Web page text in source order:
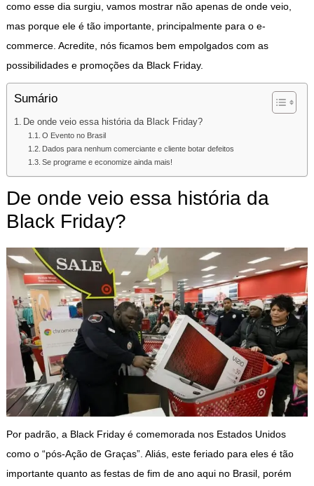
como esse dia surgiu, vamos mostrar não apenas de onde veio,
mas porque ele é tão importante, principalmente para o e-
commerce. Acredite, nós ficamos bem empolgados com as
possibilidades e promoções da Black Friday.
Sumário
De onde veio essa história da Black Friday?
O Evento no Brasil
Dados para nenhum comerciante e cliente botar defeitos
Se programe e economize ainda mais!
De onde veio essa história da
Black Friday?
Por padrão, a Black Friday é comemorada nos Estados Unidos
como o “pós-Ação de Graças”. Aliás, este feriado para eles é tão
importante quanto as festas de fim de ano aqui no Brasil, porém